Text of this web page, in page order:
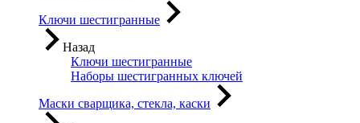
Ключи шестигранные
Назад
Ключи шестигранные
Наборы шестигранных ключей
Маски сварщика, стекла, каски